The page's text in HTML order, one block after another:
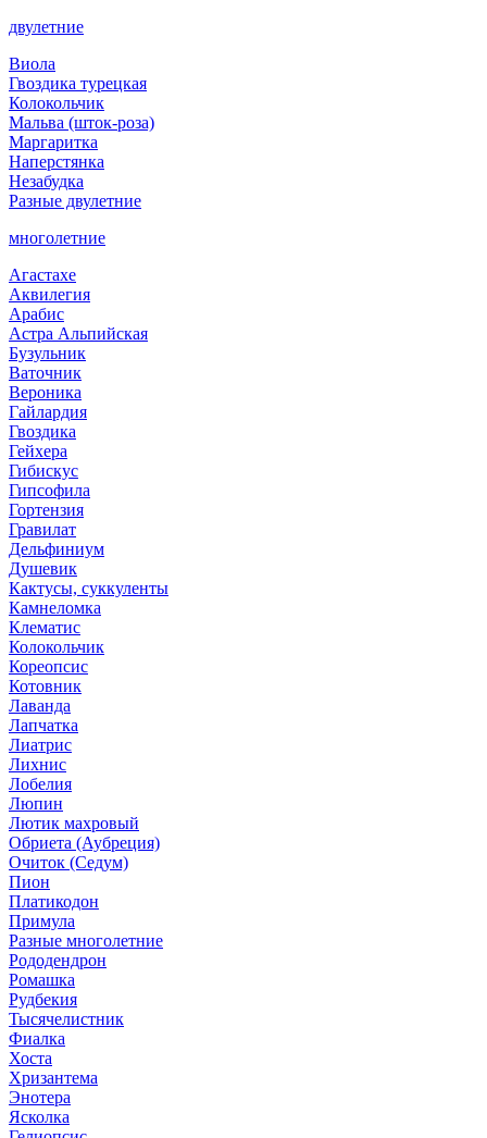
двулетние
Виола
Гвоздика турецкая
Колокольчик
Мальва (шток-роза)
Маргаритка
Наперстянка
Незабудка
Разные двулетние
многолетние
Агастахе
Аквилегия
Арабис
Астра Альпийская
Бузульник
Ваточник
Вероника
Гайлардия
Гвоздика
Гейхера
Гибискус
Гипсофила
Гортензия
Гравилат
Дельфиниум
Душевик
Кактусы, суккуленты
Камнеломка
Клематис
Колокольчик
Кореопсис
Котовник
Лаванда
Лапчатка
Лиатрис
Лихнис
Лобелия
Люпин
Лютик махровый
Обриета (Аубреция)
Очиток (Седум)
Пион
Платикодон
Примула
Разные многолетние
Рододендрон
Ромашка
Рудбекия
Тысячелистник
Фиалка
Хоста
Хризантема
Энотера
Ясколка